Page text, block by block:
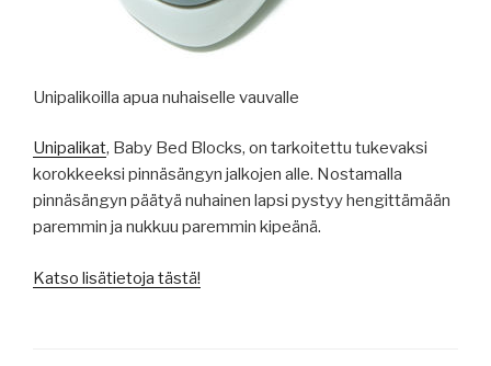
Unipalikoilla apua nuhaiselle vauvalle
Unipalikat, Baby Bed Blocks, on tarkoitettu tukevaksi
korokkeeksi pinnäsängyn jalkojen alle. Nostamalla
pinnäsängyn päätyä nuhainen lapsi pystyy hengittämään
paremmin ja nukkuu paremmin kipeänä.
Katso lisätietoja tästä!